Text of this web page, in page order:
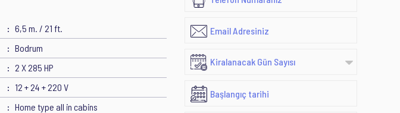
6,5 m. / 21 ft.
Bodrum
2 X 285 HP
12 + 24 + 220 V
Home type all in cabins